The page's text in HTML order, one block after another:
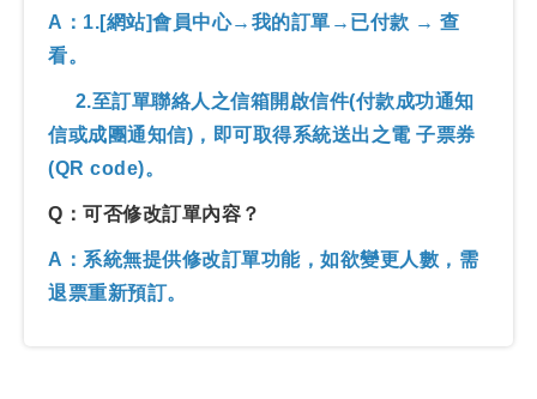
A：1.[網站]會員中心→我的訂單→已付款 → 查
看。
2.至訂單聯絡人之信箱開啟信件(付款成功通知
信或成團通知信)，即可取得系統送出之電 子票券
(QR code)。
Q：可否修改訂單內容？
A：系統無提供修改訂單功能，如欲變更人數，需
退票重新預訂。